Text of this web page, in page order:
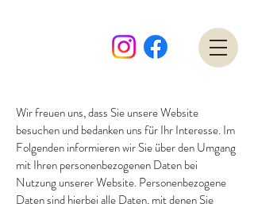
Wir freuen uns, dass Sie unsere Website
besuchen und bedanken uns für Ihr Interesse. Im
Folgenden informieren wir Sie über den Umgang
mit Ihren personenbezogenen Daten bei
Nutzung unserer Website. Personenbezogene
Daten sind hierbei alle Daten, mit denen Sie